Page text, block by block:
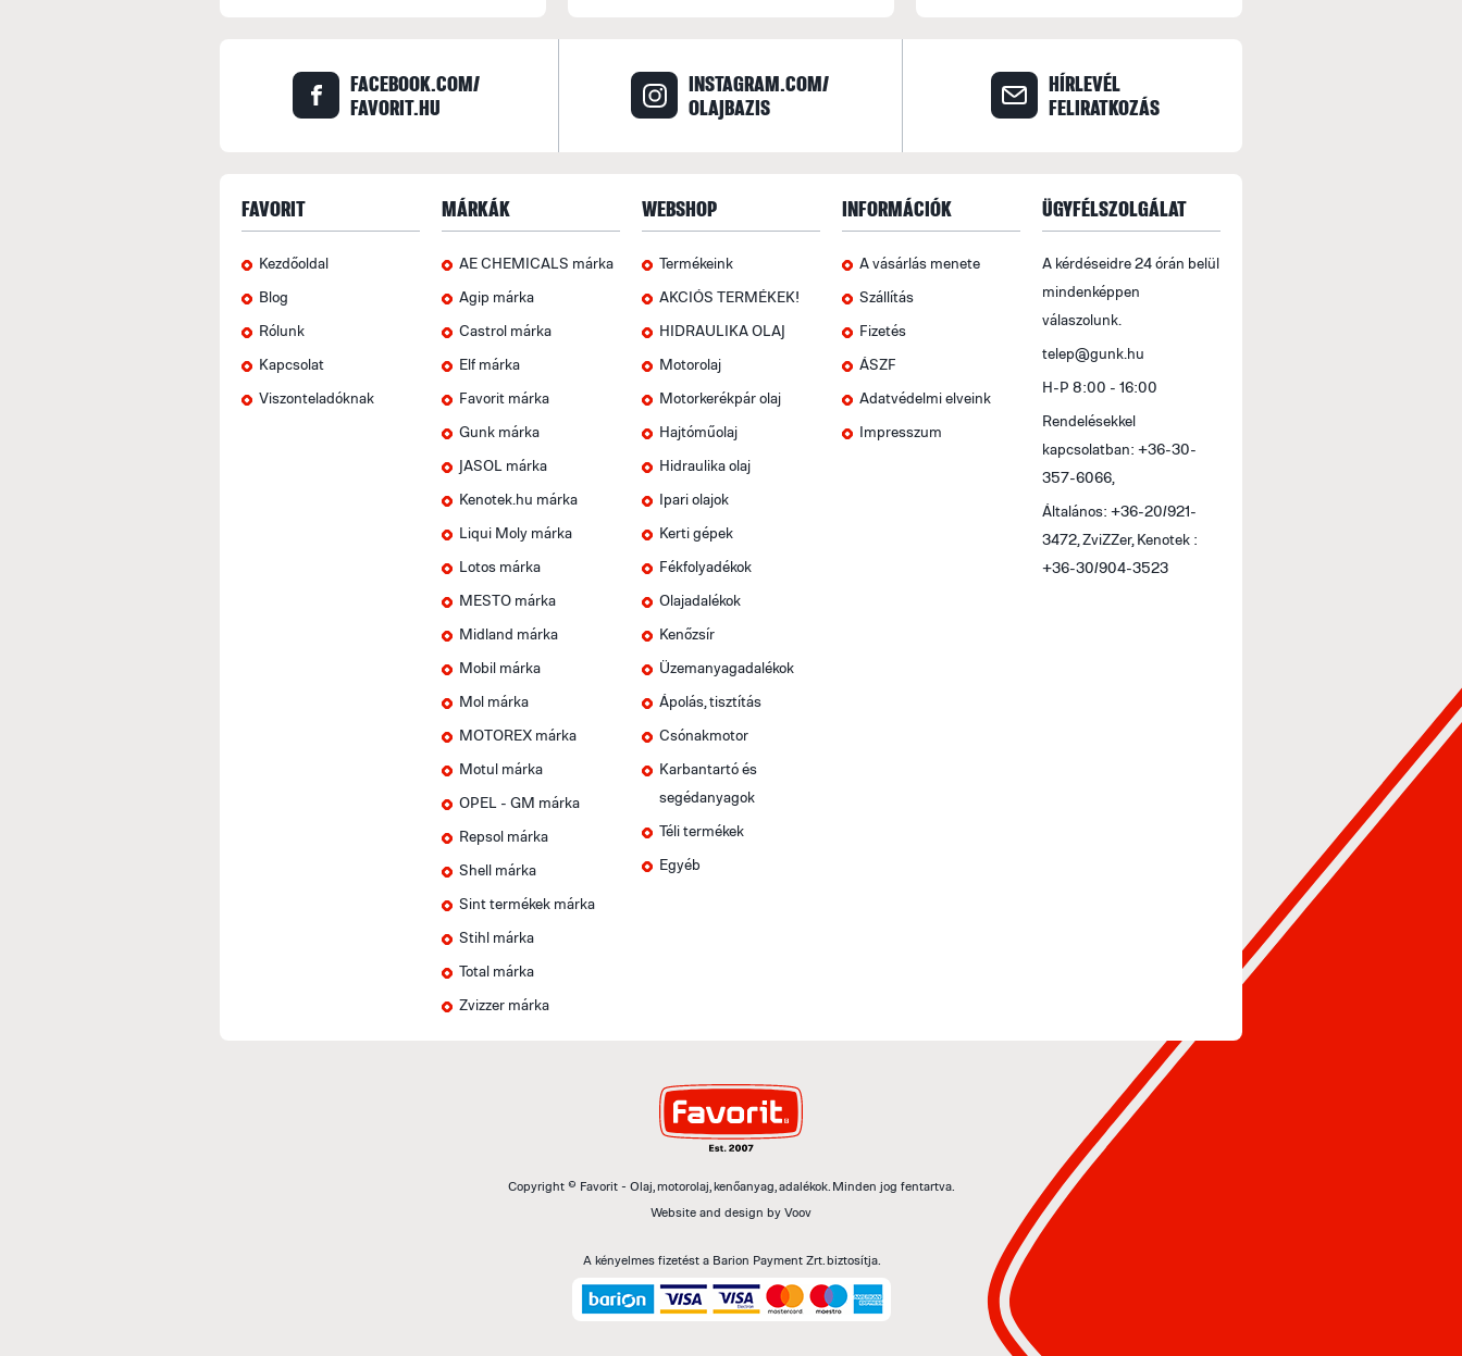
Ezen értékhatár alatt bruttó 2500 Ft
Fizetés banki átutalással
Egyenlítsd ki rendelésed banki átutalással.
számlát küldünk, melyen megtalálod az
bankszámlaszámunkat, valamint a
feltüntetni. A termékek átvétele illetve
követően lehetséges, melynek elkészüléséről
figyelmedet, hogy a termék átvételéhez a
Bankkártyás fizetés
Szaküzleteinkben és átvételi pontunkon,
Az online bankkártyás fizetések a Barion
bankkártya adatok a kereskedőhöz nem
Zrt. a Magyar Nemzeti Bank felügyelete alatt
FACEBOOK.COM/
FAVORIT.HU
INSTAGRAM.COM/
OLAJBAZIS
HÍRLEVÉL
FELIRATKOZÁS
FAVORIT
Kezdőoldal
Blog
Rólunk
Kapcsolat
Viszonteladóknak
MÁRKÁK
AE CHEMICALS márka
Agip márka
Castrol márka
Elf márka
Favorit márka
Gunk márka
JASOL márka
Kenotek.hu márka
Liqui Moly márka
Lotos márka
MESTO márka
Midland márka
Mobil márka
Mol márka
MOTOREX márka
Motul márka
OPEL - GM márka
Repsol márka
Shell márka
Sint termékek márka
Stihl márka
Total márka
Zvizzer márka
WEBSHOP
Termékeink
AKCIÓS TERMÉKEK!
HIDRAULIKA OLAJ
Motorolaj
Motorkerékpár olaj
Hajtóműolaj
Hidraulika olaj
Ipari olajok
Kerti gépek
Fékfolyadékok
Olajadalékok
Kenőzsír
Üzemanyagadalékok
Ápolás, tisztítás
Csónakmotor
Karbantartó és
segédanyagok
Téli termékek
Egyéb
INFORMÁCIÓK
A vásárlás menete
Szállítás
Fizetés
ÁSZF
Adatvédelmi elveink
Impresszum
ÜGYFÉLSZOLGÁLAT
A kérdéseidre 24 órán belül
mindenképpen
válaszolunk.
telep@gunk.hu
H-P 8:00 - 16:00
Rendelésekkel
kapcsolatban: +36-30-
357-6066,
Általános: +36-20/921-
3472, ZviZZer, Kenotek :
+36-30/904-3523
Copyright © Favorit - Olaj, motorolaj, kenőanyag, adalékok. Minden jog fentartva.
Website and design by Voov
A kényelmes fizetést a Barion Payment Zrt. biztosítja.